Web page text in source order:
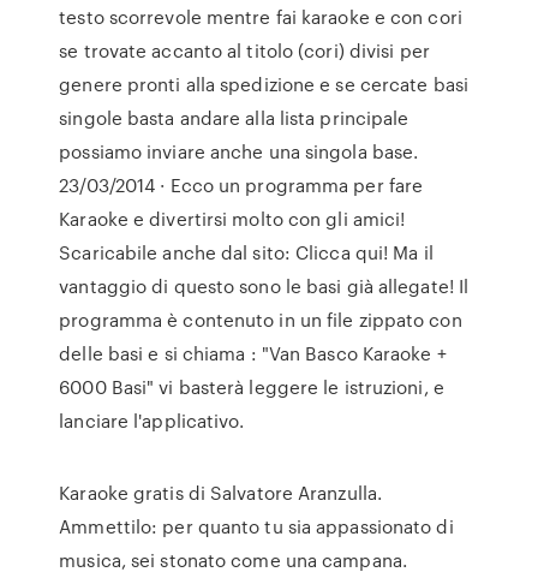
testo scorrevole mentre fai karaoke e con cori
se trovate accanto al titolo (cori) divisi per
genere pronti alla spedizione e se cercate basi
singole basta andare alla lista principale
possiamo inviare anche una singola base.
23/03/2014 · Ecco un programma per fare
Karaoke e divertirsi molto con gli amici!
Scaricabile anche dal sito: Clicca qui! Ma il
vantaggio di questo sono le basi già allegate! Il
programma è contenuto in un file zippato con
delle basi e si chiama : "Van Basco Karaoke +
6000 Basi" vi basterà leggere le istruzioni, e
lanciare l'applicativo.
Karaoke gratis di Salvatore Aranzulla.
Ammettilo: per quanto tu sia appassionato di
musica, sei stonato come una campana.